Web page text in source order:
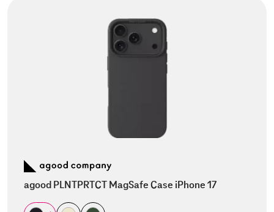
agood PLNTPRTCT MagSafe Case iPhone 17